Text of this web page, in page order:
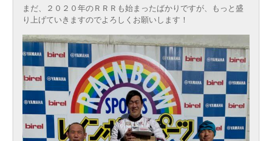
まだ、２０２０年のＲＲＲも始まったばかりですが、もっと盛
り上げていきますのでよろしくお願いします！